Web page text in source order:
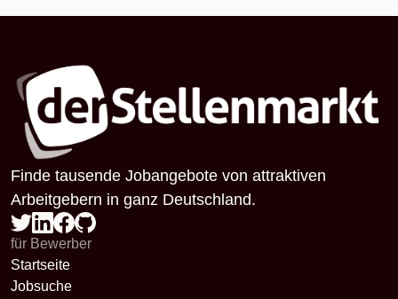
Finde tausende Jobangebote von attraktiven
Arbeitgebern in ganz Deutschland.
für Bewerber
Startseite
Jobsuche